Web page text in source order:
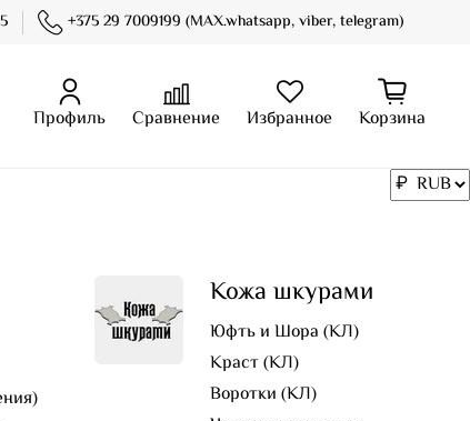
+375 29 7009199 (MAX.whatsapp, viber, telegram)
Профиль Сравнение Избранное Корзина
Кожа шкурами
Юфть и Шора (КЛ)
Краст (КЛ)
Воротки (КЛ)